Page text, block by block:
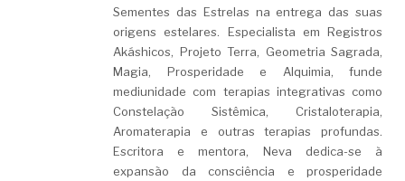
Sementes das Estrelas na entrega das suas
origens estelares. Especialista em Registros
Akáshicos, Projeto Terra, Geometria Sagrada,
Magia, Prosperidade e Alquimia, funde
mediunidade com terapias integrativas como
Constelação Sistêmica, Cristaloterapia,
Aromaterapia e outras terapias profundas.
Escritora e mentora, Neva dedica-se à
expansão da consciência e prosperidade